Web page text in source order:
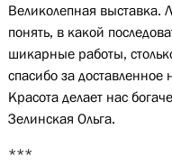
Великолепная выставка.
понять, в какой
шикарные работы,
спасибо за
Красота делает нас
Зелинская Ольга.
***